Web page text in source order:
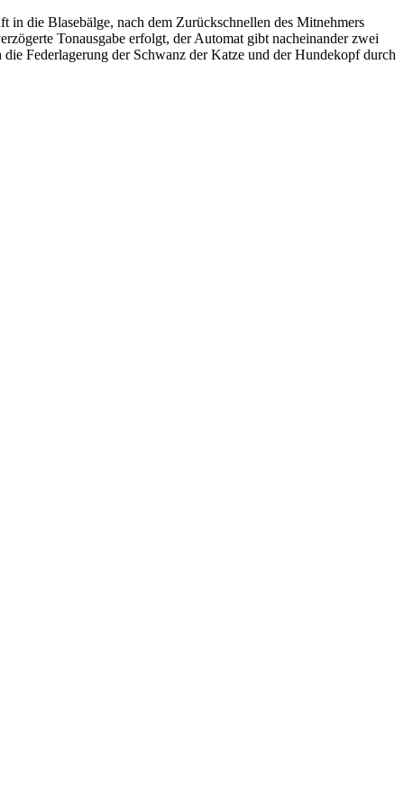
die Blasebälge, nach dem Zurückschnellen des Mitnehmers
Tonausgabe erfolgt, der Automat gibt nacheinander zwei
Federlagerung der Schwanz der Katze und der Hundekopf durch